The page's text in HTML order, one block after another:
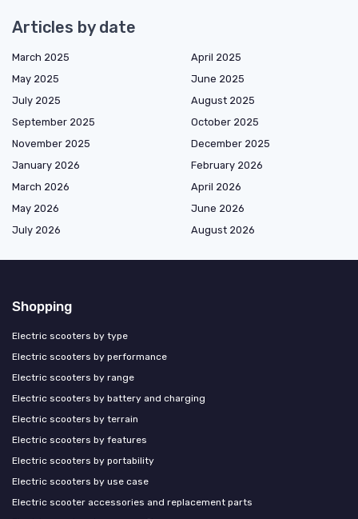
Articles by date
March 2025
April 2025
May 2025
June 2025
July 2025
August 2025
September 2025
October 2025
November 2025
December 2025
January 2026
February 2026
March 2026
April 2026
May 2026
June 2026
July 2026
August 2026
Shopping
Electric scooters by type
Electric scooters by performance
Electric scooters by range
Electric scooters by battery and charging
Electric scooters by terrain
Electric scooters by features
Electric scooters by portability
Electric scooters by use case
Electric scooter accessories and replacement parts